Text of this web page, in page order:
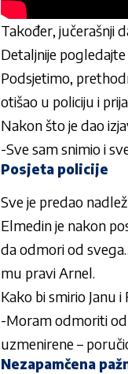
Također, jučerašnji
Detaljnije pogledajte
Podsjetimo,
otišao u policiju i
Nakon što je dao
-Sve sam snimio i
Posjeta policije
Sve je predao
Elmedin je nakon
da odmori od
mu pravi Arnel.
Kako bi smirio Janu
-Moram odmoriti od
uzmenirene –
Nezapamčena